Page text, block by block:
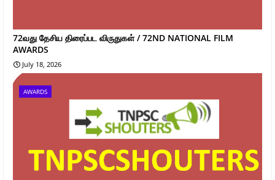
72வது தேசிய திரைப்பட விருதுகள் / 72ND NATIONAL FILM
AWARDS
July 18, 2026
AWARDS